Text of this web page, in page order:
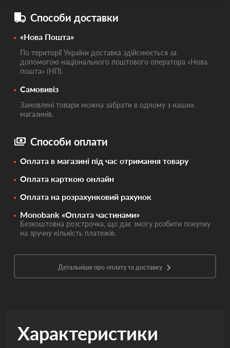
Способи доставки
«Нова Пошта»
По території України доставка здійснюється за
допомогою національного поштового оператора «Нова
пошта» (НП).
Самовивіз
Замовлені товари можна забрати в одному з наших
магазинів.
Способи оплати
Оплата в магазині під час отримання товару
Оплата карткою онлайн
Оплата на розрахунковий рахунок
Monobank «Оплата частинами»
Безкоштовна розстрочка, що дає змогу розбити покупку
на зручну кількість платежів.
Детальніше про оплату та доставку
Характеристики